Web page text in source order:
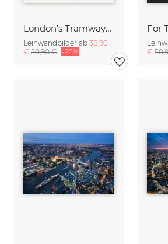
London's Tramways - By Tramway To Camden Town For The Zoo
Leinwandbilder ab 38,90
€ 50,90 € -25%
For
€